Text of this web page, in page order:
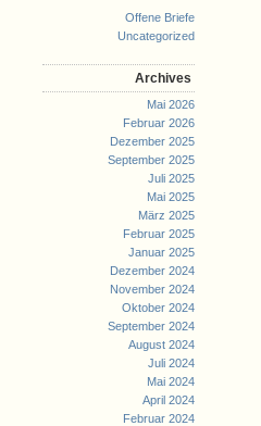
Offene Briefe
Uncategorized
Archives
Mai 2026
Februar 2026
Dezember 2025
September 2025
Juli 2025
Mai 2025
März 2025
Februar 2025
Januar 2025
Dezember 2024
November 2024
Oktober 2024
September 2024
August 2024
Juli 2024
Mai 2024
April 2024
Februar 2024